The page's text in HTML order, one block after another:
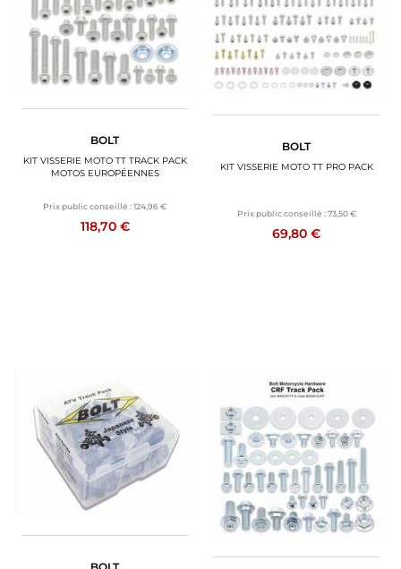
BOLT
KIT VISSERIE MOTO TT TRACK PACK
MOTOS EUROPÉENNES
Prix public conseillé :124,96 €
118,70 €
BOLT
KIT VISSERIE MOTO TT PRO PACK
Prix public conseillé : 73,50 €
69,80 €